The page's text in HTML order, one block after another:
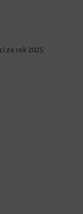
za rok 2025